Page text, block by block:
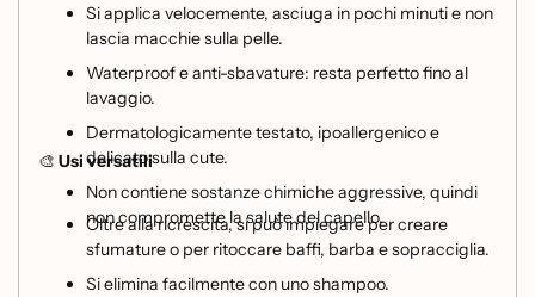
Si applica velocemente, asciuga in pochi minuti e non
lascia macchie sulla pelle.
Waterproof e anti-sbavature: resta perfetto fino al
lavaggio.
Dermatologicamente testato, ipoallergenico e
delicato sulla cute.
Non contiene sostanze chimiche aggressive, quindi
non compromette la salute del capello.
🎨 Usi versatili
Oltre alla ricrescita, si può impiegare per creare
sfumature o per ritoccare baffi, barba e sopracciglia.
Si elimina facilmente con uno shampoo.